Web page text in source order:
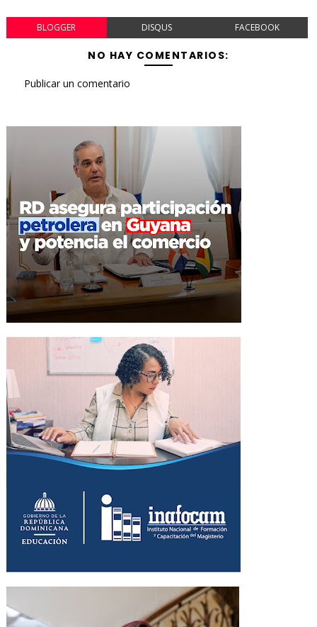
BLOGGER DISQUS FACEBOOK
NO HAY COMENTARIOS:
Publicar un comentario